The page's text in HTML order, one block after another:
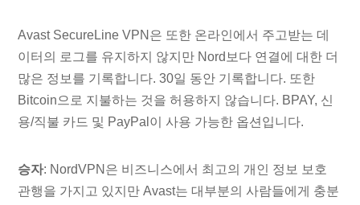
Avast SecureLine VPN은 또한 온라인에서 주고받는 데
이터의 로그를 유지하지 않지만 Nord보다 연결에 대한 더
많은 정보를 기록합니다. 30일 동안 기록합니다. 또한
Bitcoin으로 지불하는 것을 허용하지 않습니다. BPAY, 신
용/직불 카드 및 PayPal이 사용 가능한 옵션입니다.
승자: NordVPN은 비즈니스에서 최고의 개인 정보 보호
관행을 가지고 있지만 Avast는 대부분의 사람들에게 충분